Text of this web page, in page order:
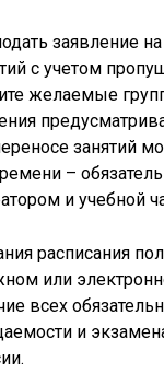
заявление
с учетом
желаемые
занятий
–
и учебной
расписания
или
всех
и